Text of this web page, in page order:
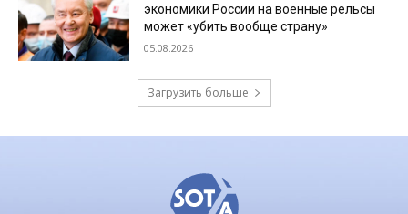
экономики России на военные рельсы
может «убить вообще страну»
05.08.2026
Загрузить больше